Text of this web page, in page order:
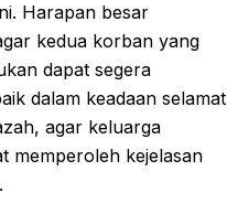
Harapan besar
kedua korban yang
dapat segera
dalam keadaan selamat
agar keluarga
memperoleh kejelasan